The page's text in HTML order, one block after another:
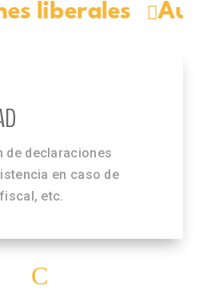
liberales
de declaraciones
en caso de
etc.
C